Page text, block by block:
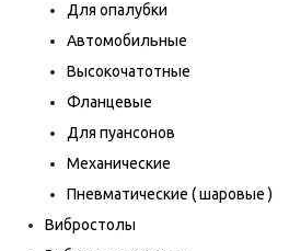
Для опалубки
Автомобильные
Высокочатотные
Фланцевые
Для пуансонов
Механические
Пневматические ( шаровые )
Вибростолы